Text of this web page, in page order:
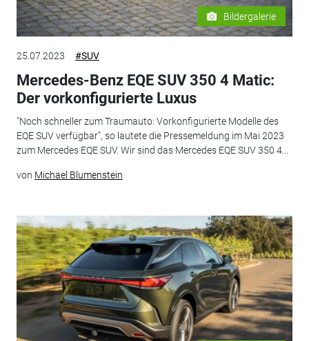
Bildergalerie
25.07.2023 #SUV
Mercedes-Benz EQE SUV 350 4 Matic:
Der vorkonfigurierte Luxus
"Noch schneller zum Traumauto: Vorkonfigurierte Modelle des
EQE SUV verfügbar", so lautete die Pressemeldung im Mai 2023
zum Mercedes EQE SUV. Wir sind das Mercedes EQE SUV 350 4...
von Michael Blumenstein